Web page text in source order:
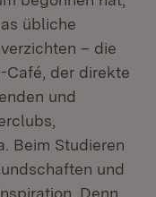
übliche
– die
Café, der direkte
und
Beim Studieren
und
Denn